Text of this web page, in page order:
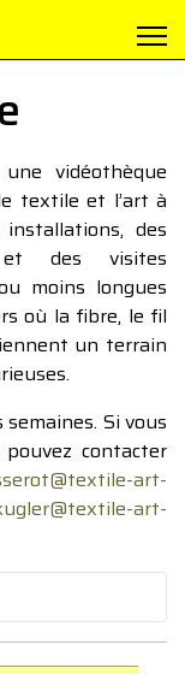
vidéothèque
textile et l’art à
des
et des visites
moins longues
où la fibre, le fil
un terrain
Si vous
contacter
art-
art-